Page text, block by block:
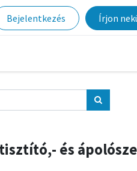
Bejelentkezés Írjon
és